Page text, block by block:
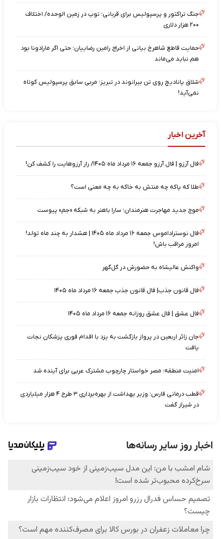
جنگ تراکتور و پرسپولیس برای قربانی؛ توپ در زمین الوحده/ اختلاف
۲۰۰ هزار دلاری
حمایت قاطع شاهرخ بیانی از اخراج رامین رضاییان؛ حتی اگر مارادونا بود
هم نباید می‌ماند
شلاق پانادیچ روی تن بیرانوند در تبریز؛ مربی سابق پرسپولیس کوتاه
نمی‌آید!
آخرین اخبار
فال آرزو | فال آرزو جمعه ۱۶ مرداد ماه ۱۴۰۵/ راز آرزوهایت را کشف کن!
طلا که پاکه چه منتش به خاکه به چه معنی است؟
موج جدید مهاجرت هنرمندان؛ سارا باهنر به شبکه «جم» پیوست
فال نوستراداموس جمعه ۱۶ مرداد ماه ۱۴۰۵ | هشدار به چند ماه تولد!
امروز مراقب باش!
واکنش عالیشاه به حضورش در گل‌گهر
فال قانون جذب| فال قانون جذب جمعه ۱۶ مرداد ماه ۱۴۰۵
فال عشق | فال عشق روزانه جمعه ۱۶ مرداد ماه ۱۴۰۵
جان زائر اربعین در پرواز بازگشت به یزد با اقدام فوری پزشکان نجات
یافت
امنیت منطقه؛ مصر خواستار چارچوب مشترک عربی برای آینده شد
قطب درمانی فارس؛ وزیر بهداشت از بهره‌برداری ۳ طرح ۴ هزار میلیاردی
در شیراز گفت